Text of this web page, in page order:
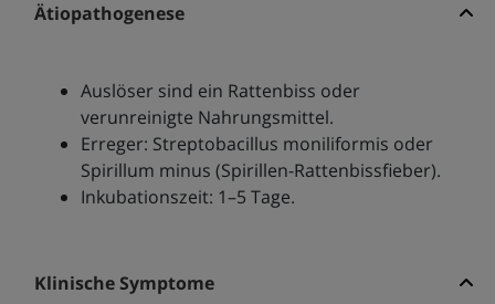
Ätiopathogenese
Auslöser sind ein Rattenbiss oder
verunreinigte Nahrungsmittel.
Erreger: Streptobacillus moniliformis oder
Spirillum minus (Spirillen-Rattenbissfieber).
Inkubationszeit: 1–5 Tage.
Klinische Symptome